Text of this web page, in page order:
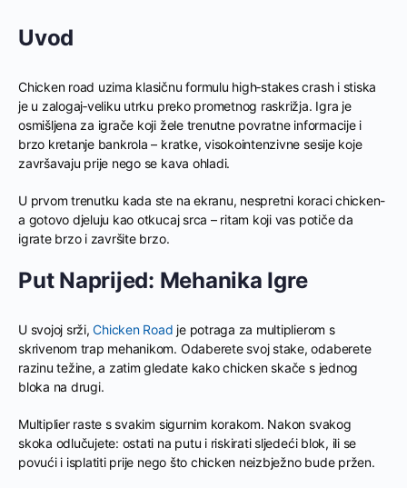
Uvod
Chicken road uzima klasičnu formulu high‑stakes crash i stiska
je u zalogaj‑veliku utrku preko prometnog raskrižja. Igra je
osmišljena za igrače koji žele trenutne povratne informacije i
brzo kretanje bankrola – kratke, visokointenzivne sesije koje
završavaju prije nego se kava ohladi.
U prvom trenutku kada ste na ekranu, nespretni koraci chicken-
a gotovo djeluju kao otkucaj srca – ritam koji vas potiče da
igrate brzo i završite brzo.
Put Naprijed: Mehanika Igre
U svojoj srži,Chicken Road je potraga za multiplierom s
skrivenom trap mehanikom. Odaberete svoj stake, odaberete
razinu težine, a zatim gledate kako chicken skače s jednog
bloka na drugi.
Multiplier raste s svakim sigurnim korakom. Nakon svakog
skoka odlučujete: ostati na putu i riskirati sljedeći blok, ili se
povući i isplatiti prije nego što chicken neizbježno bude pržen.